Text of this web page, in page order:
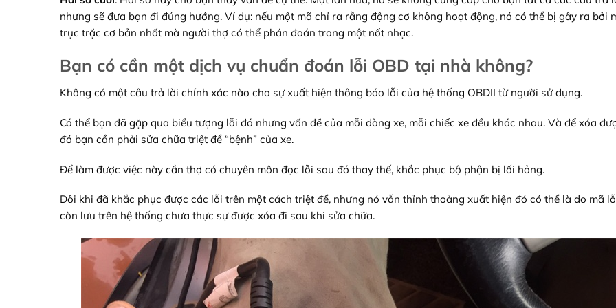
nhưng sẽ đưa bạn đi đúng hướng. Ví dụ: nếu một mã chỉ ra rằng động cơ không hoạt động, nó có thể bị gây ra bởi
trục trặc cơ bản nhất mà người thợ có thể phán đoán trong một nốt nhạc.
Bạn có cần một dịch vụ chuẩn đoán lỗi OBD tại nhà không?
Không có một câu trả lời chính xác nào cho sự xuất hiện thông báo lỗi của hệ thống OBDII từ người sử dụng.
Có thể bạn đã gặp qua biểu tượng lỗi đó nhưng vấn đề của mỗi dòng xe, mỗi chiếc xe đều khác nhau. Và để xóa
đó bạn cần phải sửa chữa triệt để “bệnh” của xe.
Để làm được việc này cần thợ có chuyên môn đọc lỗi sau đó thay thế, khắc phục bộ phận bị lối hỏng.
Đôi khi đã khắc phục được các lỗi trên một cách triệt để, nhưng nó vẫn thỉnh thoảng xuất hiện đó có thể là do mã
còn lưu trên hệ thống chưa thực sự được xóa đi sau khi sửa chữa.